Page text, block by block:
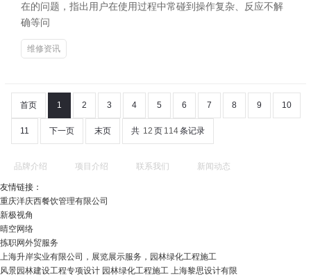
在的问题，指出用户在使用过程中常碰到操作复杂、反应不解
确等问
维修资讯
首页 1 2 3 4 5 6 7 8 9 10
11 下一页 末页 共 12 页 114条记录
品牌介绍 项目介绍 联系我们 新闻动态
友情链接：
重庆洋庆西餐饮管理有限公司
新极视角
晴空网络
拣职网外贸服务
上海升岸实业有限公司，展览展示服务，园林绿化工程施工
风景园林建设工程专项设计 园林绿化工程施工 上海黎思设计有限